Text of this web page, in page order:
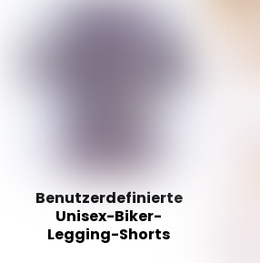
Benutzerdefinierte
Unisex-Biker-
Legging-Shorts